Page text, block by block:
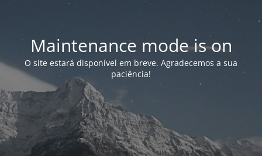
Maintenance mode is on
O site estará disponível em breve. Agradecemos a sua
paciência!